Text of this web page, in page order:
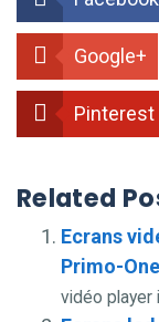
Google+
Pinterest
Related
Ecrans
Primo-
vidéo player